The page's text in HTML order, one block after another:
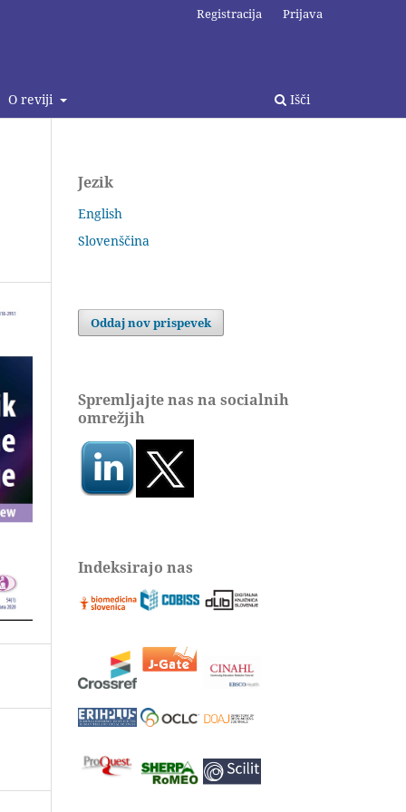
O reviji Išči
Registracija Prijava
Jezik
English
Slovenščina
Oddaj nov prispevek
Spremljajte nas na socialnih
omrežjih
Indeksirajo nas